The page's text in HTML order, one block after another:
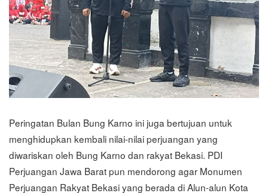
Peringatan Bulan Bung Karno ini juga bertujuan untuk
menghidupkan kembali nilai-nilai perjuangan yang
diwariskan oleh Bung Karno dan rakyat Bekasi. PDI
Perjuangan Jawa Barat pun mendorong agar Monumen
Perjuangan Rakyat Bekasi yang berada di Alun-alun Kota